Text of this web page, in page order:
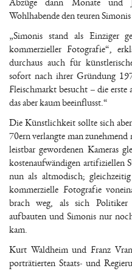
Abzüge dann Monate und
Wohlhabende den teuren
„Simonis stand als Einziger
kommerzieller Fotografie“,
durchaus auch für
sofort nach ihrer Gründung
Fleischmarkt besucht – die
das aber kaum beeinflusst.“
Die Künstlichkeit sollte sich
70ern verlangte man
leistbar gewordenen Kameras
kostenaufwändigen artifiziellen
nun als altmodisch;
kommerzielle Fotografie
brach weg, als sich Politiker
aufbauten und Simonis nur
kam.
Kurt Waldheim und Franz
porträtierten Staats- und